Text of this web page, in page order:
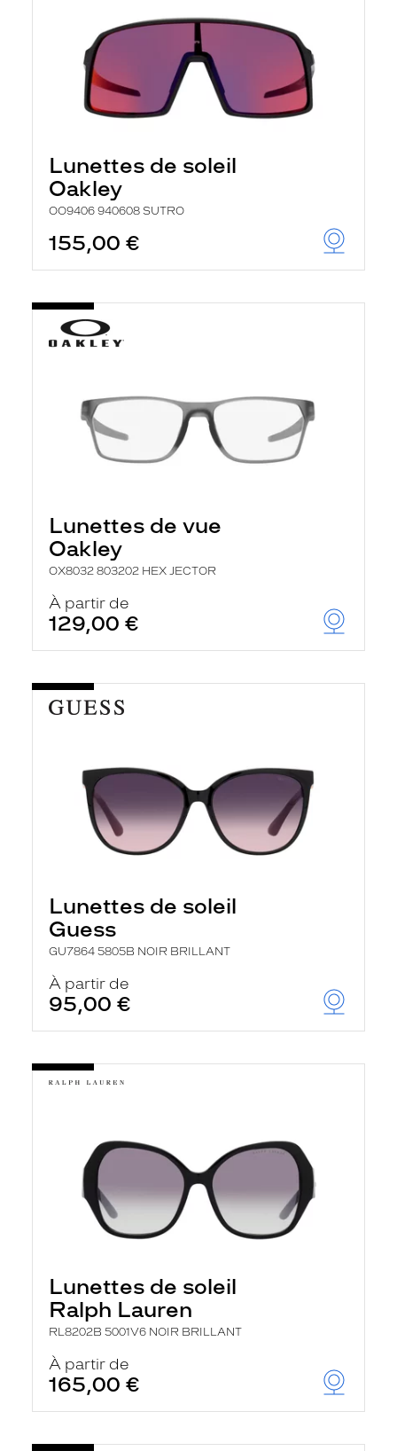
Lunettes de soleil
Oakley
OO9406 940608 SUTRO
155,00 €
Lunettes de vue
Oakley
OX8032 803202 HEX JECTOR
À partir de
129,00 €
Lunettes de soleil
Guess
GU7864 5805B NOIR BRILLANT
À partir de
95,00 €
Lunettes de soleil
Ralph Lauren
RL8202B 5001V6 NOIR BRILLANT
À partir de
165,00 €